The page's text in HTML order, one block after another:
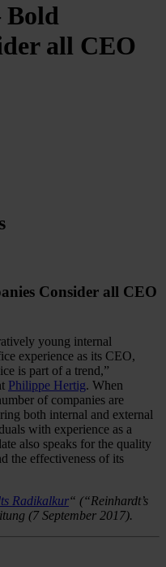
Bold
all CEO
Consider all CEO
young internal
experience as its CEO,
is part of a trend,”
Philippe Hertig. When
of companies are
both internal and external
with experience as a
also speaks for the quality
the effectiveness of its
Radikalkur“ (“Reinhardt’s
(7 September 2017).